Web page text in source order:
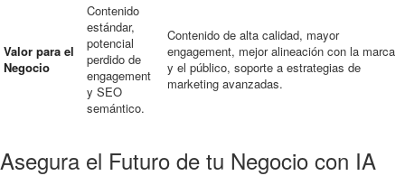
Valor para el
Negocio
Contenido
estándar,
potencial
perdido de
engagement
y SEO
semántico.
Contenido de alta calidad, mayor
engagement, mejor alineación con la marca
y el público, soporte a estrategias de
marketing avanzadas.
Asegura el Futuro de tu Negocio con IA